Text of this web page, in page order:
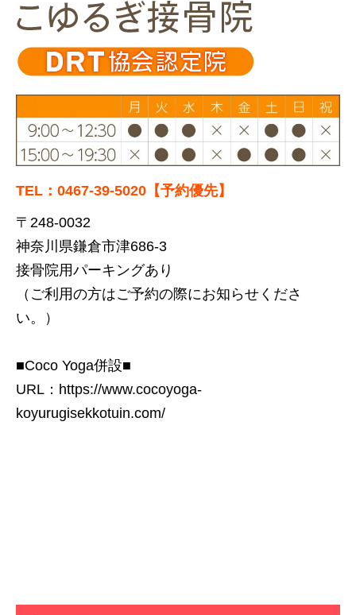
TEL：0467-39-5020【予約優先】
〒248-0032
神奈川県鎌倉市津686-3
接骨院用パーキングあり
（ご利用の方はご予約の際にお知らせくださ
い。）
■Coco Yoga併設■
URL： https://www.cocoyoga-
koyurugisekkotuin.com/